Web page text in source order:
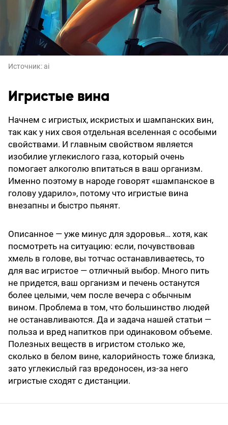
Источник:ai
Игристые вина
Начнем с игристых, искристых и шампанских вин,
так как у них своя отдельная вселенная с особыми
свойствами. И главным свойством является
изобилие углекислого газа, который очень
помогает алкоголю впитаться в ваш организм.
Именно поэтому в народе говорят «шампанское в
голову ударило», потому что игристые вина
внезапны и быстро пьянят.
Описанное — уже минус для здоровья… хотя, как
посмотреть на ситуацию: если, почувствовав
хмель в голове, вы тотчас останавливаетесь, то
для вас игристое — отличный выбор. Много пить
не придется, ваш организм и печень останутся
более целыми, чем после вечера с обычным
вином. Проблема в том, что большинство людей
не останавливаются. Да и задача нашей статьи —
польза и вред напитков при одинаковом объеме.
Полезных веществ в игристом столько же,
сколько в белом вине, калорийность тоже близка,
зато углекислый газ вредоносен, из-за него
игристые сходят с дистанции.